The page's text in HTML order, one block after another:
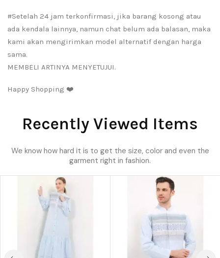
#Setelah 24 jam terkonfirmasi, jika barang kosong atau
ada kendala lainnya, namun chat belum ada balasan, maka
kami akan mengirimkan model alternatif dengan harga
sama.
MEMBELI ARTINYA MENYETUJUI.
Happy Shopping ❤️
Recently Viewed Items
We know how hard it is to get the size, color and even the
garment right in fashion.